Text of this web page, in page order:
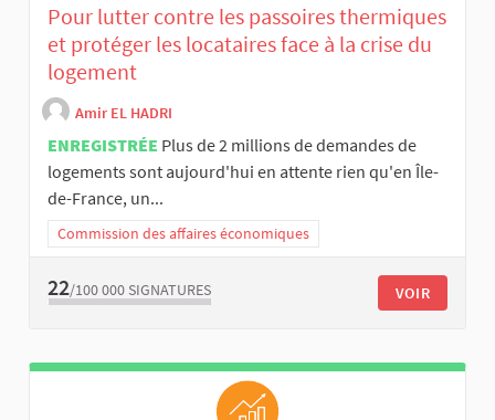
Pour lutter contre les passoires thermiques
et protéger les locataires face à la crise du
logement
Amir EL HADRI
ENREGISTRÉE Plus de 2 millions de demandes de
logements sont aujourd'hui en attente rien qu'en Île-
de-France, un...
Commission des affaires économiques
22/100 000 SIGNATURES VOIR